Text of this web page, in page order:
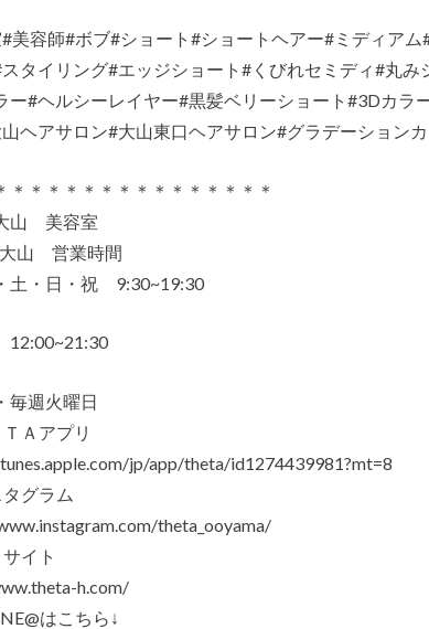
美容師#ボブ#ショート#ショートヘアー#ミディア
タイリング#エッジショート#くびれセミディ#丸
ー#ヘルシーレイヤー#黒髪ベリーショート#3Dカラ
ヘアサロン#大山東口ヘアサロン#グラデーション
＊＊＊＊＊＊＊＊＊＊＊＊＊＊＊
山 美容室
山 営業時間
土・日・祝 9:30~19:30
毎週火曜日
Ａアプリ
jp/app/theta/id1274439981?mt=8
グラム
theta_ooyama/
イト
h.com/
はこちら↓